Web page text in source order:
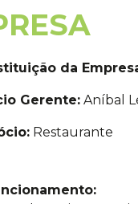
da
Gerente: Aníbal
Restaurante